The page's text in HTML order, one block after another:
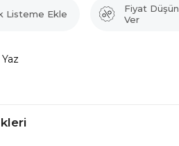
Listeme Ekle
Fiyat
Ver